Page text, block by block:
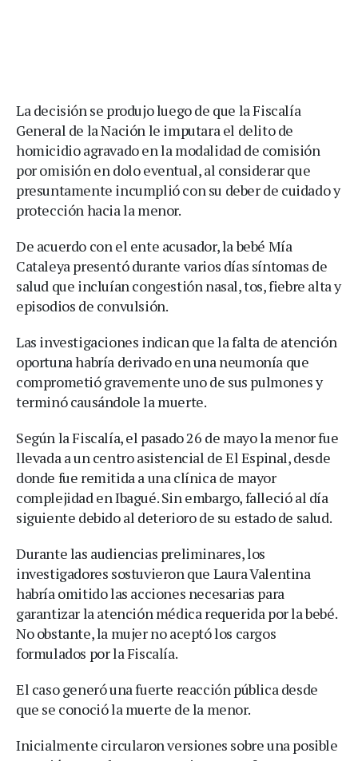
La decisión se produjo luego de que la Fiscalía
General de la Nación le imputara el delito de
homicidio agravado en la modalidad de comisión
por omisión en dolo eventual, al considerar que
presuntamente incumplió con su deber de cuidado y
protección hacia la menor.
De acuerdo con el ente acusador, la bebé Mía
Cataleya presentó durante varios días síntomas de
salud que incluían congestión nasal, tos, fiebre alta y
episodios de convulsión.
Las investigaciones indican que la falta de atención
oportuna habría derivado en una neumonía que
comprometió gravemente uno de sus pulmones y
terminó causándole la muerte.
Según la Fiscalía, el pasado 26 de mayo la menor fue
llevada a un centro asistencial de El Espinal, desde
donde fue remitida a una clínica de mayor
complejidad en Ibagué. Sin embargo, falleció al día
siguiente debido al deterioro de su estado de salud.
Durante las audiencias preliminares, los
investigadores sostuvieron que Laura Valentina
habría omitido las acciones necesarias para
garantizar la atención médica requerida por la bebé.
No obstante, la mujer no aceptó los cargos
formulados por la Fiscalía.
El caso generó una fuerte reacción pública desde
que se conoció la muerte de la menor.
Inicialmente circularon versiones sobre una posible